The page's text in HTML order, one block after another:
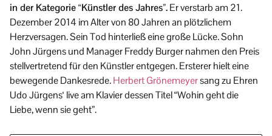
in der Kategorie “Künstler des Jahres”.Er verstarb am 21.
Dezember 2014 im Alter von 80 Jahren an plötzlichem
Herzversagen. Sein Tod hinterließ eine große Lücke. Sohn
John Jürgens und Manager Freddy Burger nahmen den Preis
stellvertretend für den Künstler entgegen. Ersterer hielt eine
bewegende Dankesrede.Herbert Grönemeyersang zu Ehren
Udo Jürgens‘ live am Klavier dessen Titel “Wohin geht die
Liebe, wenn sie geht”.